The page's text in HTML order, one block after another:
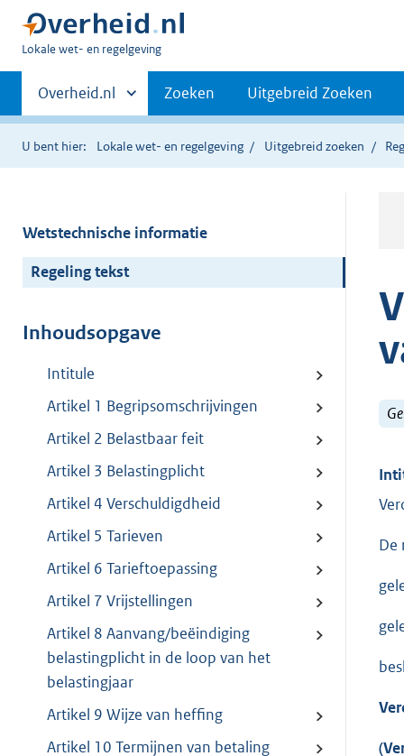
U
hier:
Lokale wet- en regelgeving
Primaire
navigatie
Andere
sites
binnen
Overheid.nl Zoeken Uitgebreid Zoeken
U bent hier: Lokale wet- en regelgeving Uitgebreid zoeken
Wetstechnische informatie
Regeling tekst
Inhoudsopgave
Intitule
Artikel 1 Begripsomschrijvingen
Artikel 2 Belastbaar feit
Artikel 3 Belastingplicht
Artikel 4 Verschuldigdheid
Artikel 5 Tarieven
Artikel 6 Tarieftoepassing
Artikel 7 Vrijstellingen
Artikel 8 Aanvang/beëindiging
belastingplicht in de loop van het
belastingjaar
Artikel 9 Wijze van heffing
Artikel 10 Termijnen van betaling
De